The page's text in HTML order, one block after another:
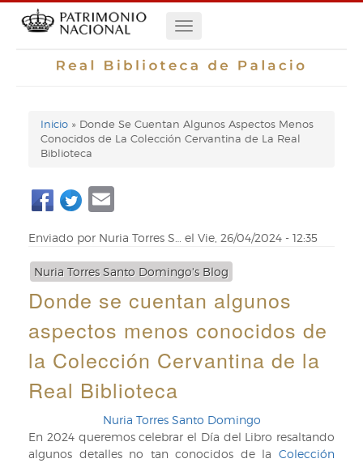
Navegación
principal
Enlaces
de
ayuda
de
navegación
Inicio
Donde Se Cuentan Algunos Aspectos Menos
Conocidos de La Colección Cervantina de La Real
Biblioteca
Enviado por Nuria Torres S… el Vie, 26/04/2024 - 12:35
Nuria Torres Santo Domingo's Blog
Donde se cuentan algunos
aspectos menos conocidos de
la Colección Cervantina de la
Real Biblioteca
Nuria Torres Santo Domingo
En 2024 queremos celebrar el Día del Libro resaltando
algunos detalles no tan conocidos de la Colección